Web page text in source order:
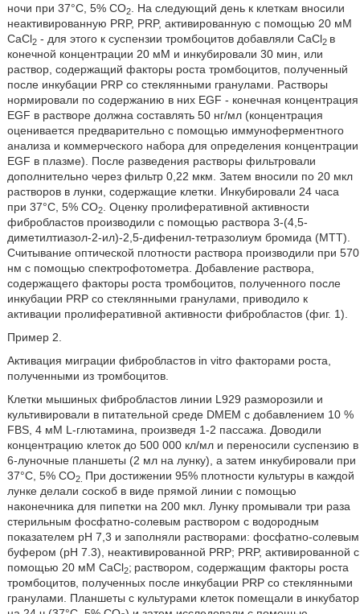
ночи при 37°C, 5% CO2. На следующий день к клеткам вносили
неактивированную PRP, PRP, активированную с помощью 20 мМ
CaCl2- для этого к суспензии тромбоцитов добавляли CaCl2 в
конечной концентрации 20 мМ и инкубировали 30 мин, или
раствор, содержащий факторы роста тромбоцитов, полученный
после инкубации PRP со стеклянными гранулами. Растворы
нормировали по содержанию в них EGF - конечная концентрация
EGF в растворе должна составлять 50 нг/мл (концентрация
оценивается предварительно с помощью иммуноферментного
анализа и коммерческого набора для определения концентрации
EGF в плазме). После разведения растворы фильтровали
дополнительно через фильтр 0,22 мкм. Затем вносили по 20 мкл
растворов в лунки, содержащие клетки. Инкубировали 24 часа
при 37°C, 5% CO2. Оценку пролиферативной активности
фибробластов производили с помощью раствора 3-(4,5-
диметилтиазол-2-ил)-2,5-дифенил-тетразолиум бромида (MTT).
Считывание оптической плотности раствора производили при 570
нм с помощью спектрофотометра. Добавление раствора,
содержащего факторы роста тромбоцитов, полученного после
инкубации PRP со стеклянными гранулами, приводило к
активации пролиферативной активности фибробластов (фиг. 1).
Пример 2.
Активация миграции фибробластов in vitro факторами роста,
полученными из тромбоцитов.
Клетки мышиных фибробластов линии L929 разморозили и
культивировали в питательной среде DMEM с добавлением 10 %
FBS, 4 мМ L-глютамина, произведя 1-2 пассажа. Доводили
концентрацию клеток до 500 000 кл/мл и переносили суспензию в
6-луночные планшеты (2 мл на лунку), а затем инкубировали при
37°С, 5% CO2. При достижении 95% плотности культуры в каждой
лунке делали соскоб в виде прямой линии с помощью
наконечника для пипетки на 200 мкл. Лунку промывали три раза
стерильным фосфатно-солевым раствором с водородным
показателем pH 7,3 и заполняли растворами: фосфатно-солевым
буфером (pH 7.3), неактивированной PRP; PRP, активированной с
помощью 20 мМ CaCl2; раствором, содержащим факторы роста
тромбоцитов, полученных после инкубации PRP со стеклянными
гранулами. Планшеты с культурами клеток помещали в инкубатор